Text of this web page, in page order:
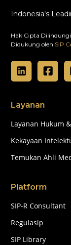
Indonesia's
Hak Cipta
Didukung oleh SIP
Layanan
Layanan Hukum
Kekayaan
Temukan Ahli
Platform
SIP-R Consultant
Regulasip
SIP Library